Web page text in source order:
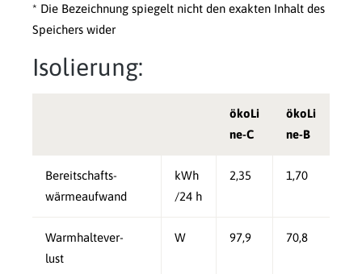
* Die Bezeichnung spiegelt nicht den exakten Inhalt des
Speichers wider
Isolierung:
ökoLi
ne-C
ökoLi
ne-B
Bereitschafts-
wärmeaufwand
kWh
/24 h
2,35 1,70
Warmhaltever-
lust
W 97,9 70,8